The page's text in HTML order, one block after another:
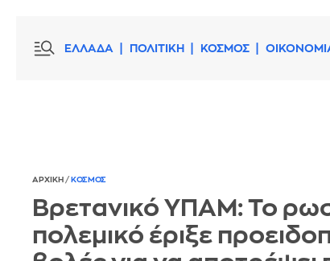
ΕΛΛΑΔΑ ΠΟΛΙΤΙΚΗ ΚΟΣΜΟΣ
ΑΡΧΙΚΗ / ΚΟΣΜΟΣ
Βρετανικό ΥΠΑΜ: Το
πολεμικό έριξε